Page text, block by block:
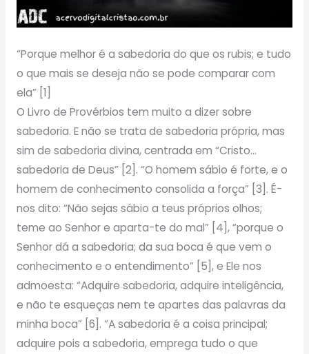
“Porque melhor é a sabedoria do que os rubis; e tudo
o que mais se deseja não se pode comparar com
ela” [1]
O Livro de Provérbios tem muito a dizer sobre
sabedoria. E não se trata de sabedoria própria, mas
sim de sabedoria divina, centrada em “Cristo…
sabedoria de Deus” [2]. “O homem sábio é forte, e o
homem de conhecimento consolida a força” [3]. É-
nos dito: “Não sejas sábio a teus próprios olhos;
teme ao Senhor e aparta-te do mal” [4], “porque o
Senhor dá a sabedoria; da sua boca é que vem o
conhecimento e o entendimento” [5], e Ele nos
admoesta: “Adquire sabedoria, adquire inteligência,
e não te esqueças nem te apartes das palavras da
minha boca” [6]. “A sabedoria é a coisa principal;
adquire pois a sabedoria, emprega tudo o que